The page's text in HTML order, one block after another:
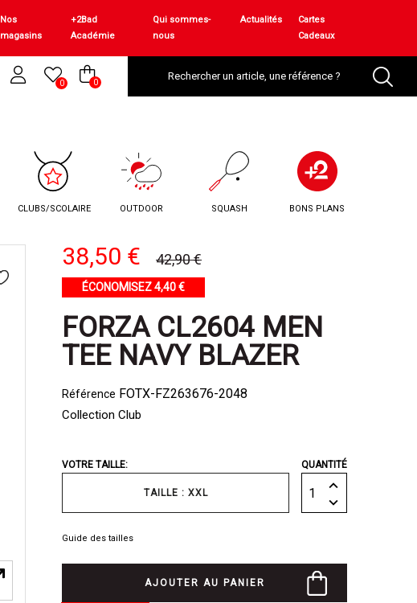
Nos
magasins
+2Bad
Académie
Qui sommes-
nous
Actualités
Cartes
Cadeaux
0 0
CLUBS/SCOLAIRE OUTDOOR SQUASH BONS PLANS
38,50 € 42,90 €
ÉCONOMISEZ 4,40 €
FORZA CL2604 MEN
TEE NAVY BLAZER
Référence FOTX-FZ263676-2048
Collection Club
VOTRE TAILLE:
TAILLE : XXL
QUANTITÉ
Guide des tailles
AJOUTER AU PANIER